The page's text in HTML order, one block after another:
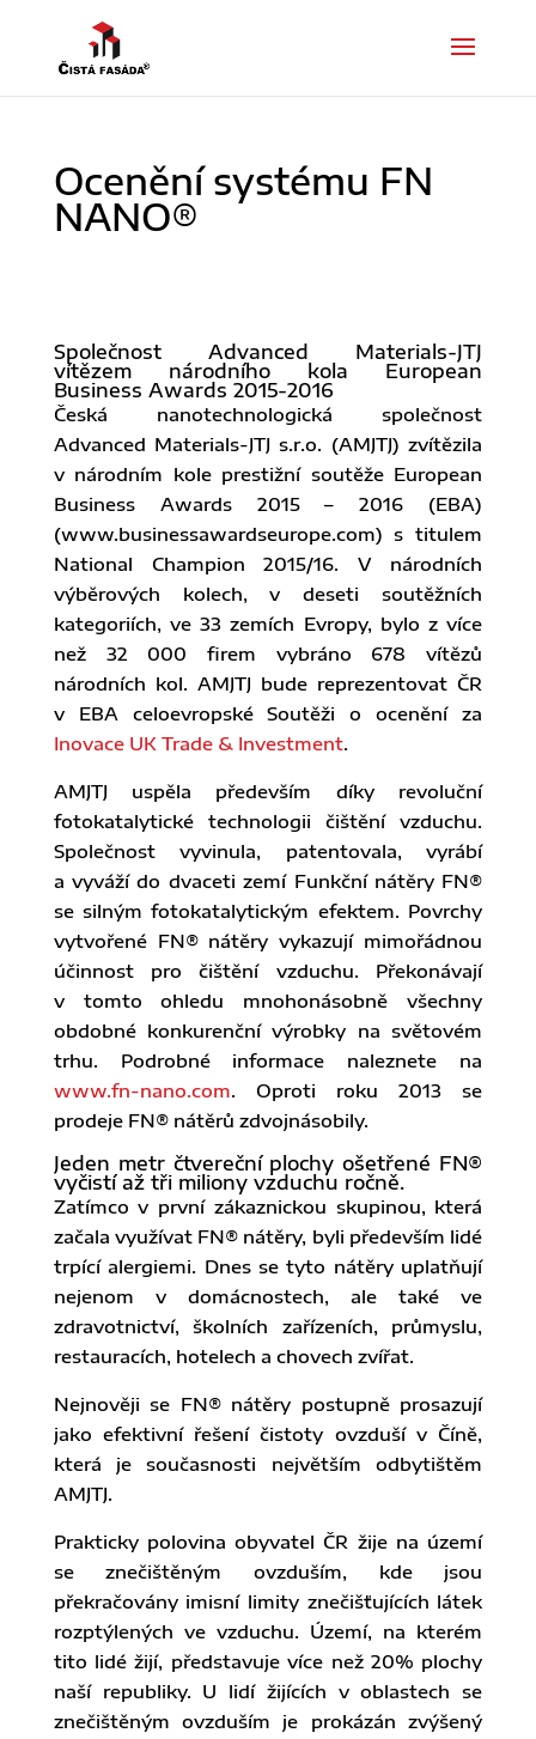
Ocenění systému FN
NANO®
Společnost Advanced Materials-JTJ
vítězem národního kola European
Business Awards 2015-2016
Česká nanotechnologická společnost
Advanced Materials-JTJ s.r.o. (AMJTJ) zvítězila
v národním kole prestižní soutěže European
Business Awards 2015 – 2016 (EBA)
(www.businessawardseurope.com) s titulem
National Champion 2015/16. V národních
výběrových kolech, v deseti soutěžních
kategoriích, ve 33 zemích Evropy, bylo z více
než 32 000 firem vybráno 678 vítězů
národních kol. AMJTJ bude reprezentovat ČR
v EBA celoevropské Soutěži o ocenění za
Inovace UK Trade & Investment.
AMJTJ uspěla především díky revoluční
fotokatalytické technologii čištění vzduchu.
Společnost vyvinula, patentovala, vyrábí
a vyváží do dvaceti zemí Funkční nátěry FN®
se silným fotokatalytickým efektem. Povrchy
vytvořené FN® nátěry vykazují mimořádnou
účinnost pro čištění vzduchu. Překonávají
v tomto ohledu mnohonásobně všechny
obdobné konkurenční výrobky na světovém
trhu. Podrobné informace naleznete na
www.fn-nano.com. Oproti roku 2013 se
prodeje FN® nátěrů zdvojnásobily.
Jeden metr čtvereční plochy ošetřené FN®
vyčistí až tři miliony vzduchu ročně.
Zatímco v první zákaznickou skupinou, která
začala využívat FN® nátěry, byli především lidé
trpící alergiemi. Dnes se tyto nátěry uplatňují
nejenom v domácnostech, ale také ve
zdravotnictví, školních zařízeních, průmyslu,
restauracích, hotelech a chovech zvířat.
Nejnověji se FN® nátěry postupně prosazují
jako efektivní řešení čistoty ovzduší v Číně,
která je současnosti největším odbytištěm
AMJTJ.
Prakticky polovina obyvatel ČR žije na území
se znečištěným ovzduším, kde jsou
překračovány imisní limity znečišťujících látek
rozptýlených ve vzduchu. Území, na kterém
tito lidé žijí, představuje více než 20% plochy
naší republiky. U lidí žijících v oblastech se
znečištěným ovzduším je prokázán zvýšený